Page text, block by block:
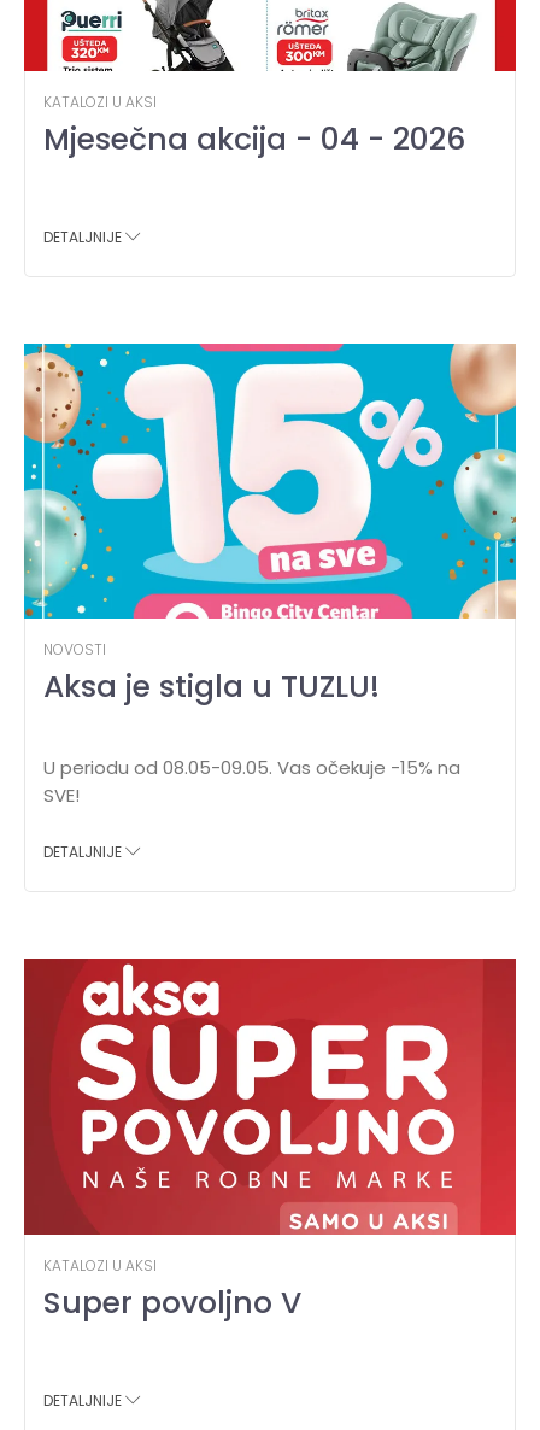
KATALOZI U AKSI
Mjesečna akcija - 04 - 2026
DETALJNIJE
NOVOSTI
Aksa je stigla u TUZLU!
U periodu od 08.05-09.05. Vas očekuje -15% na
SVE!
DETALJNIJE
KATALOZI U AKSI
Super povoljno V
DETALJNIJE